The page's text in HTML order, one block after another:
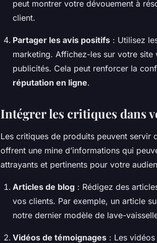
peut montrer votre dévouement à
client.
Partager les avis positifs : Utilisez
marketing. Affichez-les sur votre
publicités. Cela peut renforcer la
réputation en ligne.
Intégrer les critiques dans
Les critiques de produits peuvent servir
offrent une mine d’informations qui
attrayants et pertinents pour votre
Articles de blog : Rédigez des
vos clients. Par exemple, un article
notre dernier modèle de lave-
Vidéos de témoignages : Les